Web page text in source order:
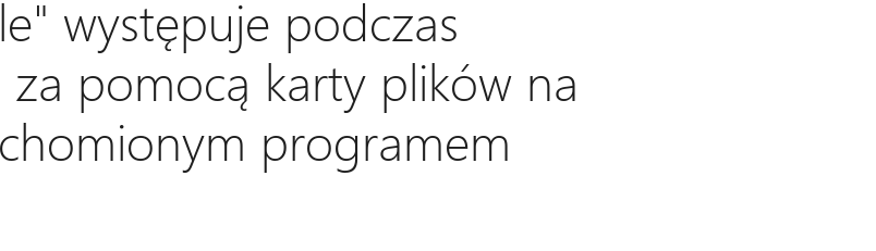
występuje podczas
za pomocą karty plików na
programem